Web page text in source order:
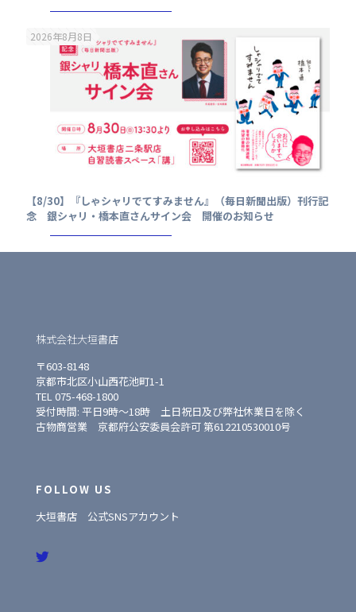
2026年8月8日
【8/30】『しゃシャリでてすみません』（毎日新聞出版）刊行記
念 銀シャリ・橋本直さんサイン会 開催のお知らせ
株式会社大垣書店
〒603-8148
京都市北区小山西花池町1-1
TEL 075-468-1800
受付時間: 平日9時〜18時 土日祝日及び弊社休業日を除く
古物商営業 京都府公安委員会許可 第612210530010号
FOLLOW US
大垣書店 公式SNSアカウント